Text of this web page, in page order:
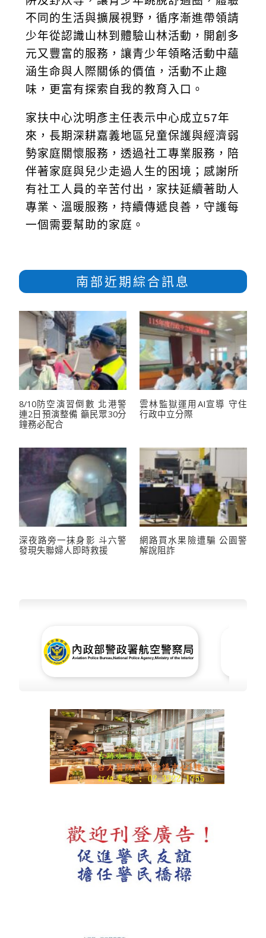
不同的生活與擴展視野，循序漸進帶領請
少年從認識山林到體驗山林活動，開創多
元又豐富的服務，讓青少年領略活動中蘊
涵生命與人際關係的價值，活動不止趣
味，更富有探索自我的教育入口。
家扶中心沈明彥主任表示中心成立57年
來，長期深耕嘉義地區兒童保護與經濟弱
勢家庭關懷服務，透過社工專業服務，陪
伴著家庭與兒少走過人生的困境；感謝所
有社工人員的辛苦付出，家扶延續著助人
專業、溫暖服務，持續傳遞良善，守護每
一個需要幫助的家庭。
南部近期綜合訊息
8/10防空演習倒數 北港警
連2日預演整備 籲民眾30分
鐘務必配合
雲林監獄運用AI宣導 守住
行政中立分際
深夜路旁一抹身影 斗六警
發現失聯婦人即時救援
網路買水果險遭騙 公園警
解說阻詐